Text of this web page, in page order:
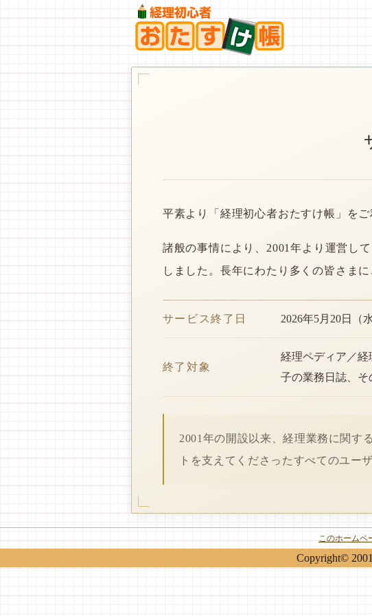
平素より「経理初心者おたすけ帳」を
諸般の事情により、2001年より運営し
しました。長年にわたり多くの皆さま
サービス終了日 2026年5月20日（水
終了対象
経理ペディア／
子の業務日誌、
2001年の開設以来、経理業務に関す
トを支えてくださったすべてのユー
このホームペ
Copyright©